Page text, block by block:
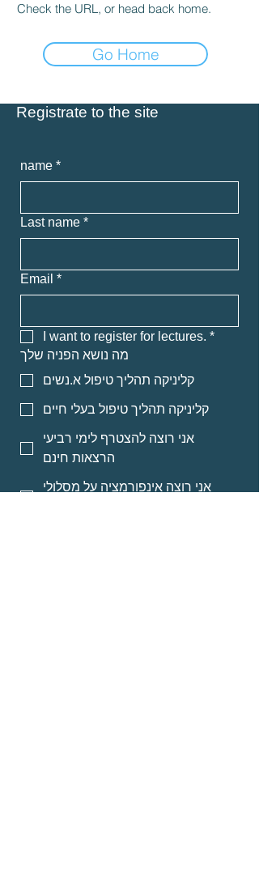
Check the URL, or head back home.
Go Home
Registrate to the site
name *
Last name *
Email *
I want to register for lectures. *
מה נושא הפניה שלך
קליניקה תהליך טיפול א.נשים
קליניקה תהליך טיפול בעלי חיים
אני רוצה להצטרף לימי רביעי
הרצאות חינם
אני רוצה אינפורמציה על מסלולי